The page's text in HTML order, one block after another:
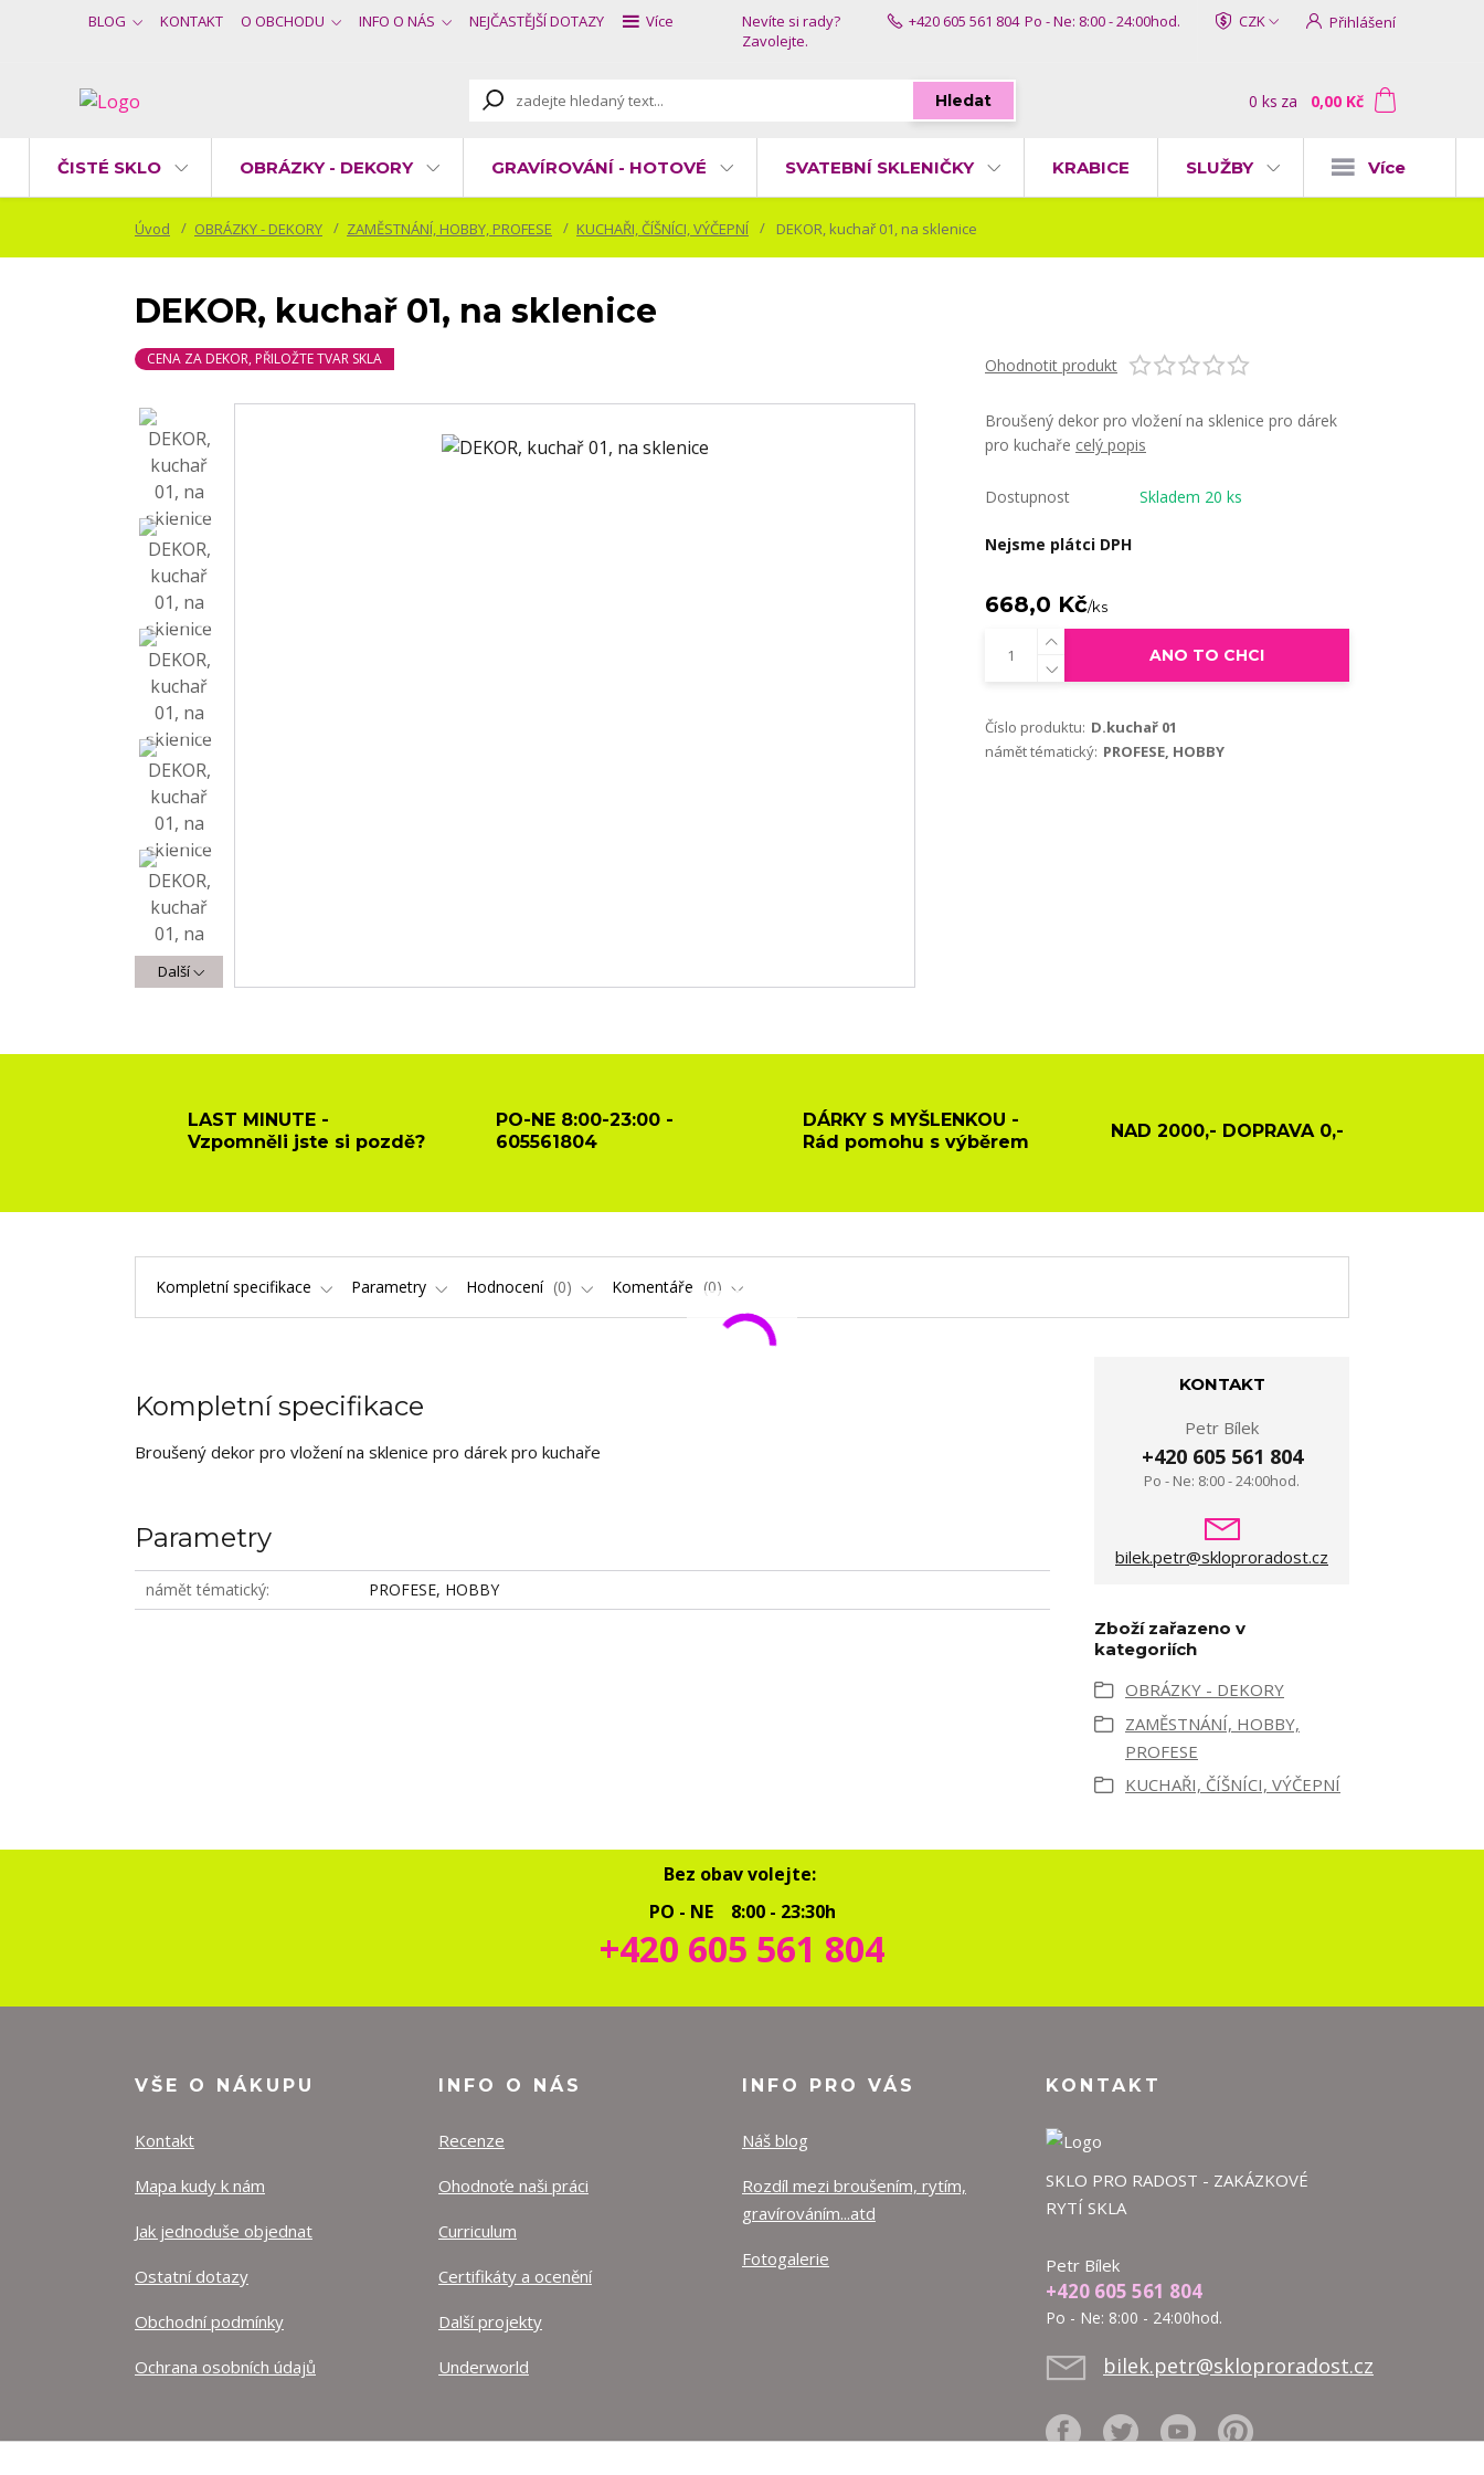
BLOG KONTAKT O OBCHODU INFO O NÁS NEJČASTĚJŠÍ DOTAZY Více CZK Přihlášení
Hledat
Nevíte si rady?
Zavolejte.
+420 605 561 804 Po - Ne: 8:00 - 24:00hod.
0 ks za 0,00 Kč
ČISTÉ SKLO OBRÁZKY - DEKORY GRAVÍROVÁNÍ - HOTOVÉ SVATEBNÍ SKLENIČKY KRABICE SLUŽBY Více
Úvod OBRÁZKY - DEKORY ZAMĚSTNÁNÍ, HOBBY, PROFESE KUCHAŘI, ČÍŠNÍCI, VÝČEPNÍ DEKOR, kuchař 01, na sklenice
DEKOR, kuchař 01, na sklenice
CENA ZA DEKOR, PŘILOŽTE TVAR SKLA
Další
Ohodnotit produkt
Broušený dekor pro vložení na sklenice pro dárek
pro kuchaře celý popis
Dostupnost Skladem 20 ks
Nejsme plátci DPH
668,0 Kč/ks
ANO TO CHCI
Číslo produktu: D.kuchař 01
námět tématický: PROFESE, HOBBY
LAST MINUTE -
Vzpomněli jste si pozdě?
PO-NE 8:00-23:00 -
605561804
DÁRKY S MYŠLENKOU -
Rád pomohu s výběrem
NAD 2000,- DOPRAVA 0,-
Kompletní specifikace Parametry Hodnocení 0 Komentáře 0
Kompletní specifikace
Broušený dekor pro vložení na sklenice pro dárek pro kuchaře
Parametry
námět tématický PROFESE, HOBBY
KONTAKT
Petr Bílek
+420 605 561 804
Po - Ne: 8:00 - 24:00hod.
bilek.petr@skloproradost.cz
Zboží zařazeno v
kategoriích
OBRÁZKY - DEKORY
ZAMĚSTNÁNÍ, HOBBY,
PROFESE
KUCHAŘI, ČÍŠNÍCI, VÝČEPNÍ
Bez obav volejte:
PO - NE 8:00 - 23:30h
+420 605 561 804
VŠE O NÁKUPU
Kontakt
Mapa kudy k nám
Jak jednoduše objednat
Ostatní dotazy
Obchodní podmínky
Ochrana osobních údajů
INFO O NÁS
Recenze
Ohodnoťe naši práci
Curriculum
Certifikáty a ocenění
Další projekty
Underworld
INFO PRO VÁS
Náš blog
Rozdíl mezi broušením, rytím,
gravírováním...atd
Fotogalerie
KONTAKT
SKLO PRO RADOST - ZAKÁZKOVÉ
RYTÍ SKLA
Petr Bílek
+420 605 561 804
Po - Ne: 8:00 - 24:00hod.
bilek.petr@skloproradost.cz